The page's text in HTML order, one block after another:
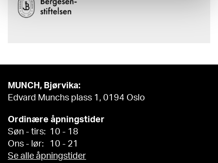
MUNCH, Bjørvika:
Edvard Munchs plass 1, 0194 Oslo
Ordinære åpningstider
Søn - tirs: 10 - 18
Ons - lør: 10 - 21
Se alle åpningstider